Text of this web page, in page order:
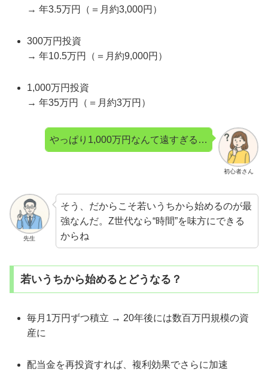
→ 年3.5万円（＝月約3,000円）
300万円投資
→ 年10.5万円（＝月約9,000円）
1,000万円投資
→ 年35万円（＝月約3万円）
初心者さん
やっぱり1,000万円なんて遠すぎる…
先生
そう、だからこそ若いうちから始めるのが最
強なんだ。Z世代なら“時間”を味方にできる
からね
若いうちから始めるとどうなる？
毎月1万円ずつ積立 → 20年後には数百万円規模の資
産に
配当金を再投資すれば、複利効果でさらに加速